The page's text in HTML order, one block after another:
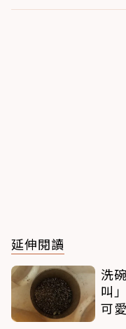
延伸閱讀
洗
叫
可愛